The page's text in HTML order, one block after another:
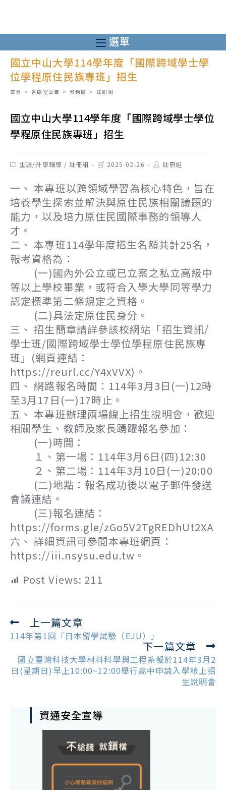
至
主
內
選單
國立中山大學114學年度「國際跨域學士學
位學程原住民族專班」招生
首頁 > 各處室公告 > 教務處 > 註冊組
國立中山大學114學年度「國際跨域學士學位
學程原住民族專班」招生
Post生涯/升學輔導 / 註冊組
Post2025-02-26
Post註冊組
一、 本專班以跨領域學習為核心特色，旨在
培養學生探索並解決與原住民族相關議題的
能力，以及培力原住民國際事務的領導人
才。
二、 本專班114學年度招生名額共計25名，
報考資格為：
(一)國內外公立或已立案之私立高級中
等以上學校畢業，或符合入學大學同等學力
認定標準第二條規定之資格。
(二)具法定原住民身分。
三、 招生簡章請詳參該校網站「招生資訊/
學士班/國際跨域學士學位學程原住民族專
班」(網頁連結：
https://reurl.cc/Y4xVVX)。
四、 網路報名時間：114年3月3日(一)12時
至3月17日(一)17時止。
五、 本專班辦理兩場線上招生說明會，歡迎
相關學生、教師及家長踴躍報名參加：
(一)時間：
１、第一場：114年3月6日(四)12:30
２、第二場：114年3月10日(一)20:00
(二)地點：報名成功後以電子郵件發送
會議連結。
(三)報名連結：
https://forms.gle/zGo5V2TgREDhUt2XA
六、 詳細資訊可參閱本專班網頁：
https://iii.nsysu.edu.tw。
Post Views: 211
Read
more
上一篇文章
114年第1回「日本留學試驗（EJU）」
下一篇文章
國立臺灣科技大學材料科學與工程系擬於114年3月2
日(星期日)早上10:00~12:00舉行高中申請入學線上招
生說明會
資通安全宣導